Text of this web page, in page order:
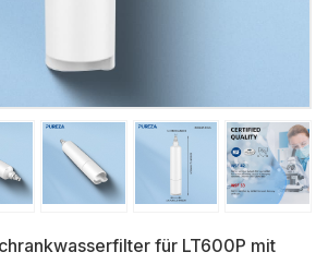
für LT600P mit